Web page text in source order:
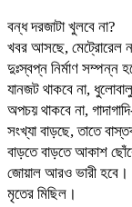
বন্ধ দরজাটা খুলবে না?
খবর আসছে, মেট্রোরেল
দুঃস্বপ্ন নির্মাণ সম্পন্ন
যানজট থাকবে না,
অপচয় থাকবে না,
সংখ্যা বাড়ছে, তাতে
বাড়তে বাড়তে আকাশ
জোয়াল আরও ভারী হবে।
মৃতের মিছিল।